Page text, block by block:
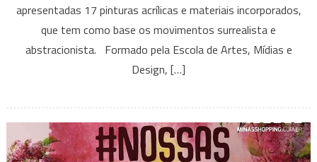
vários
caminhos
apresentadas 17 pinturas acrílicas e materiais incorporados,
que tem como base os movimentos surrealista e
abstracionista. Formado pela Escola de Artes, Mídias e
Design, […]